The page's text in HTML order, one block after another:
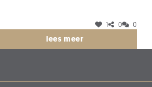
1 0 0
lees meer